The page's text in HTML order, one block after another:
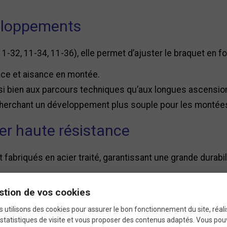
32, 11-34, 11-36), elle permet d’ajuster le braquet en
et aisance en montée.
bien aux parcours techniques qu’aux longues
un développement plus souple pour les
haute résistance
fabriqués en acier traité, garantissant une grande
pour un passage de vitesse
de vos cookies
utilisons des cookies pour assurer le bon fonctionnement du site,
de visite et vous proposer des contenus adaptés. Vous